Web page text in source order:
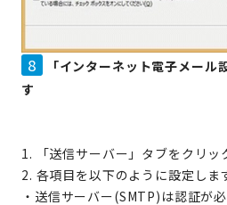
8
「インターネット電子メール
す
1. 「送信サーバー」タブをクリッ
2. 各項目を以下のように設定しま
・送信サーバー(SMTP)は認証が